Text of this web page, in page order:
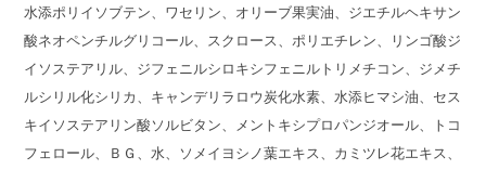
水添ポリイソブテン、ワセリン、オリーブ果実油、ジエチルヘキサン
酸ネオペンチルグリコール、スクロース、ポリエチレン、リンゴ酸ジ
イソステアリル、ジフェニルシロキシフェニルトリメチコン、ジメチ
ルシリル化シリカ、キャンデリラロウ炭化水素、水添ヒマシ油、セス
キイソステアリン酸ソルビタン、メントキシプロパンジオール、トコ
フェロール、ＢＧ、水、ソメイヨシノ葉エキス、カミツレ花エキス、